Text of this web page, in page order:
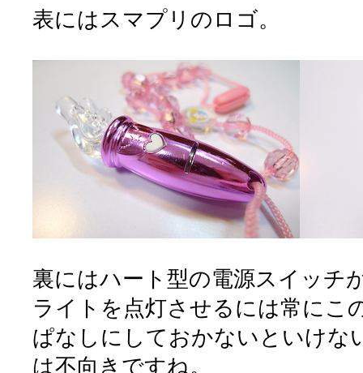
表にはスマプリのロゴ。
裏にはハート型の電源スイッチ
ライトを点灯させるには常にこ
ぱなしにしておかないといけな
は不向きですね。